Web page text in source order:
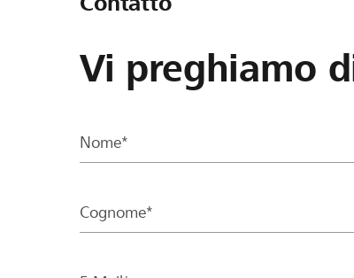
Vi preghiamo
Nome*
Cognome*